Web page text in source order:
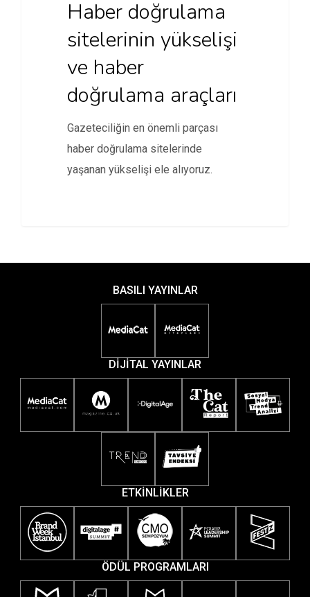
Haber doğrulama
sitelerinin yükselişi
ve haber
doğrulama araçları
Gazeteciliğin en önemli parçası
haber doğrulama sitelerinde
yaşanan yükselişi ele alıyoruz.
BASILI YAYINLAR
DİJİTAL YAYINLAR
ETKİNLİKLER
ÖDÜL PROGRAMLARI